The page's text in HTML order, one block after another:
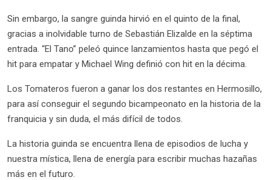
Sin embargo, la sangre guinda hirvió en el quinto de la final,
gracias a inolvidable turno de Sebastián Elizalde en la séptima
entrada. “El Tano” peleó quince lanzamientos hasta que pegó el
hit para empatar y Michael Wing definió con hit en la décima.
Los Tomateros fueron a ganar los dos restantes en Hermosillo,
para así conseguir el segundo bicampeonato en la historia de la
franquicia y sin duda, el más difícil de todos.
La historia guinda se encuentra llena de episodios de lucha y
nuestra mística, llena de energía para escribir muchas hazañas
más en el futuro.